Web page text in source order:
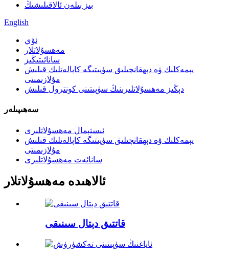
بىز بىلەن ئالاقىلىشىڭ
English
ئۆي
مەھسۇلاتلار
سانائىتىڭىز
يېمەكلىك ۋە دېھقانچىلىق سۈپىتىگە كاپالەتلىك قىلىش
مۇلازىمىتى
دېڭىز مەھسۇلاتلىرىنىڭ سۈپىتىنى كونترول قىلىش
سەھىپىلەر
ئىستېمال مەھسۇلاتلىرى
يېمەكلىك ۋە دېھقانچىلىق سۈپىتىگە كاپالەتلىك قىلىش
مۇلازىمىتى
سانائەت مەھسۇلاتلىرى
ئالاھىدە مەھسۇلاتلار
قاتتىق دېتال سىنىقى